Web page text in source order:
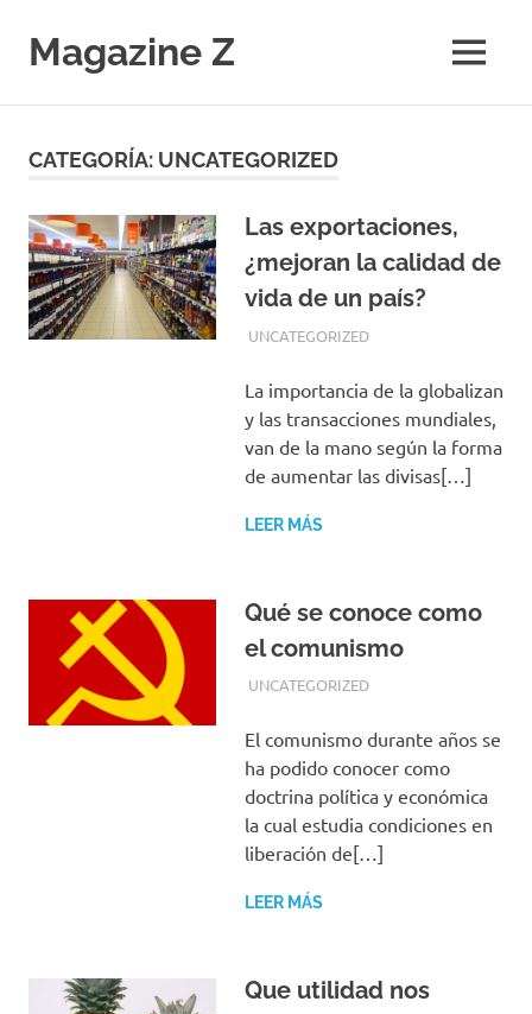
contenido
Magazine Z
Tecnología,
Economía.
Diario
Digital
MENÚ
CATEGORÍA: UNCATEGORIZED
Las exportaciones,
¿mejoran la calidad de
vida de un país?
MAYO 4, 2019
EQUIPO DE REDACCIÓN
UNCATEGORIZED
La importancia de la globalizan
y las transacciones mundiales,
van de la mano según la forma
de aumentar las divisas[…]
LEER MÁS
Qué se conoce como
el comunismo
FEBRERO 17, 2019
EQUIPO DE REDACCIÓN
UNCATEGORIZED
El comunismo durante años se
ha podido conocer como
doctrina política y económica
la cual estudia condiciones en
liberación de[…]
LEER MÁS
Que utilidad nos